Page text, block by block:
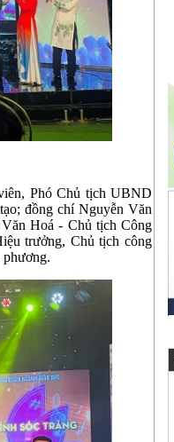
Phó Chủ tịch UBND
đồng chí Nguyễn Văn
Hoá - Chủ tịch Công
trưởng, Chủ tịch công
phương.